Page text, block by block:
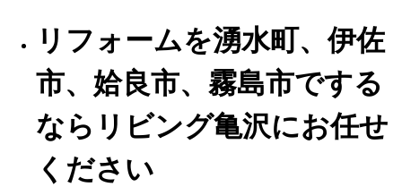
リフォームを湧水町、伊佐
市、姶良市、霧島市でする
ならリビング亀沢にお任せ
ください